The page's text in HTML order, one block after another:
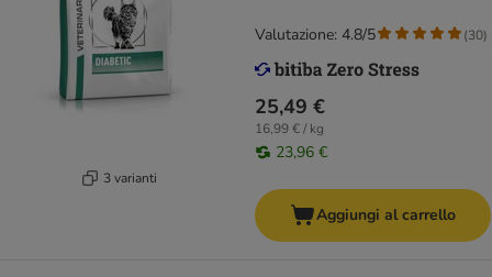
3 varianti
25,49 €
16,99 € / kg
23,96 €
Valutazione: 4.8/5 (30)
Aggiungi al carrello